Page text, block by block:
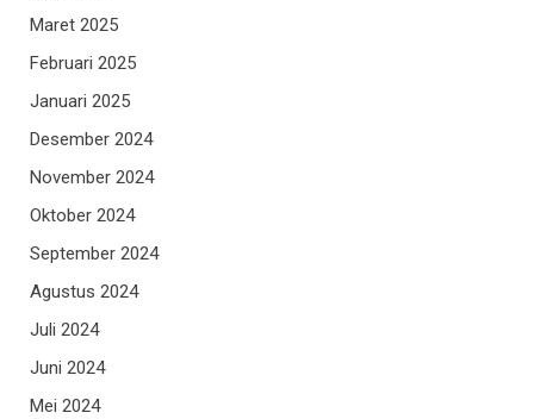
Maret 2025
Februari 2025
Januari 2025
Desember 2024
November 2024
Oktober 2024
September 2024
Agustus 2024
Juli 2024
Juni 2024
Mei 2024